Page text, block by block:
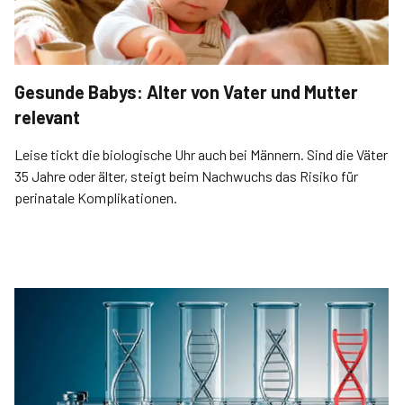
Gesunde Babys: Alter von Vater und Mutter
relevant
Leise tickt die biologische Uhr auch bei Männern. Sind die Väter
35 Jahre oder älter, steigt beim Nachwuchs das Risiko für
perinatale Komplikationen.